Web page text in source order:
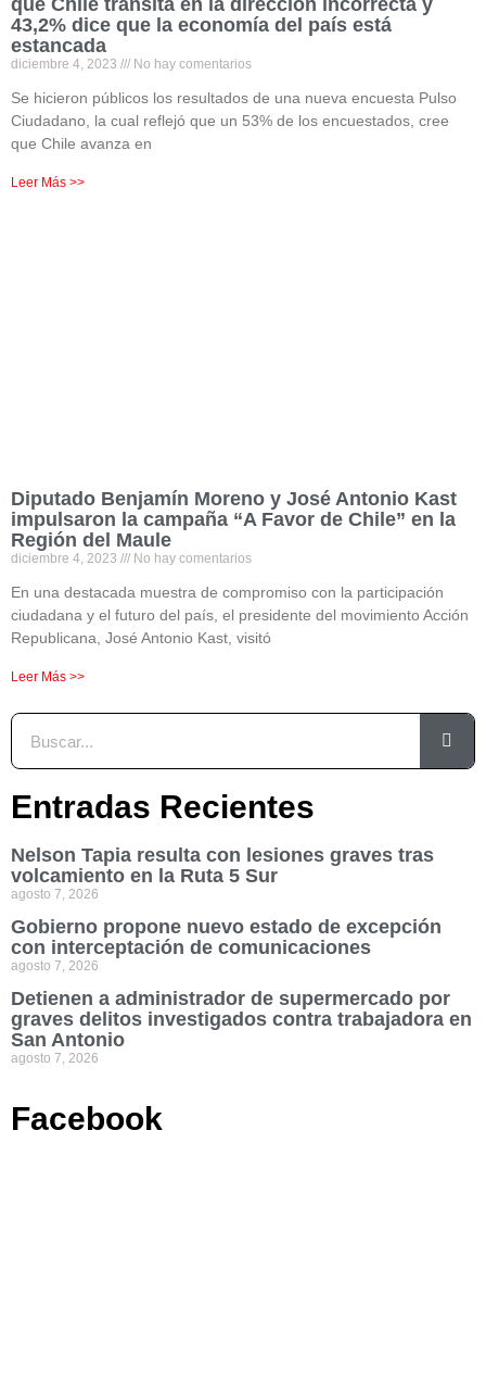
que Chile transita en la dirección incorrecta y
43,2% dice que la economía del país está
estancada
diciembre 4, 2023 No hay comentarios
Se hicieron públicos los resultados de una nueva encuesta Pulso
Ciudadano, la cual reflejó que un 53% de los encuestados, cree
que Chile avanza en
Leer Más >>
Diputado Benjamín Moreno y José Antonio Kast
impulsaron la campaña “A Favor de Chile” en la
Región del Maule
diciembre 4, 2023 No hay comentarios
En una destacada muestra de compromiso con la participación
ciudadana y el futuro del país, el presidente del movimiento Acción
Republicana, José Antonio Kast, visitó
Leer Más >>
Entradas Recientes
Nelson Tapia resulta con lesiones graves tras
volcamiento en la Ruta 5 Sur
agosto 7, 2026
Gobierno propone nuevo estado de excepción
con interceptación de comunicaciones
agosto 7, 2026
Detienen a administrador de supermercado por
graves delitos investigados contra trabajadora en
San Antonio
agosto 7, 2026
Facebook